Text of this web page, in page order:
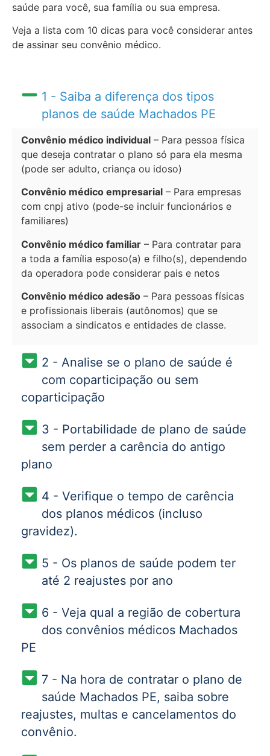
saúde para você, sua família ou sua empresa.
Veja a lista com 10 dicas para você considerar antes
de assinar seu convênio médico.
1 - Saiba a diferença dos tipos
planos de saúde Machados PE
Convênio médico individual – Para pessoa física
que deseja contratar o plano só para ela mesma
(pode ser adulto, criança ou idoso)
Convênio médico empresarial – Para empresas
com cnpj ativo (pode-se incluir funcionários e
familiares)
Convênio médico familiar – Para contratar para
a toda a família esposo(a) e filho(s), dependendo
da operadora pode considerar pais e netos
Convênio médico adesão – Para pessoas físicas
e profissionais liberais (autônomos) que se
associam a sindicatos e entidades de classe.
2 - Analise se o plano de saúde é
com coparticipação ou sem
coparticipação
3 - Portabilidade de plano de saúde
sem perder a carência do antigo
plano
4 - Verifique o tempo de carência
dos planos médicos (incluso
gravidez).
5 - Os planos de saúde podem ter
até 2 reajustes por ano
6 - Veja qual a região de cobertura
dos convênios médicos Machados
PE
7 - Na hora de contratar o plano de
saúde Machados PE, saiba sobre
reajustes, multas e cancelamentos do
convênio.